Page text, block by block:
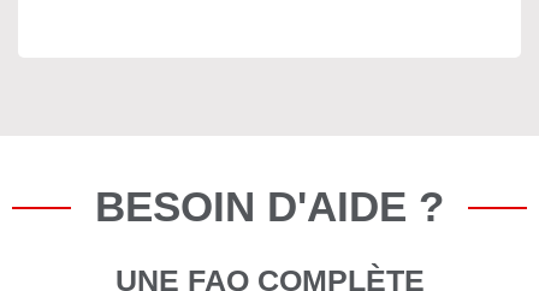
BESOIN D'AIDE ?
UNE FAQ COMPLÈTE